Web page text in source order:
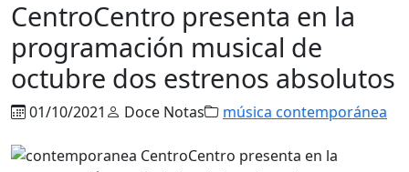
CentroCentro presenta en la
programación musical de
octubre dos estrenos absolutos
01/10/2021 Doce Notas música contemporánea